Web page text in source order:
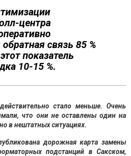
центра
связь 85 %
показатель
10-15 %.
стало меньше. Очень
что они не оставлены один на
в нештатных ситуациях.
дорожная карта замены
подстанций в Сакском,